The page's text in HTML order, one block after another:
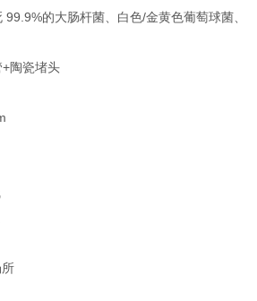
的大肠杆菌、白色/金黄色葡萄球菌、
陶瓷堵头